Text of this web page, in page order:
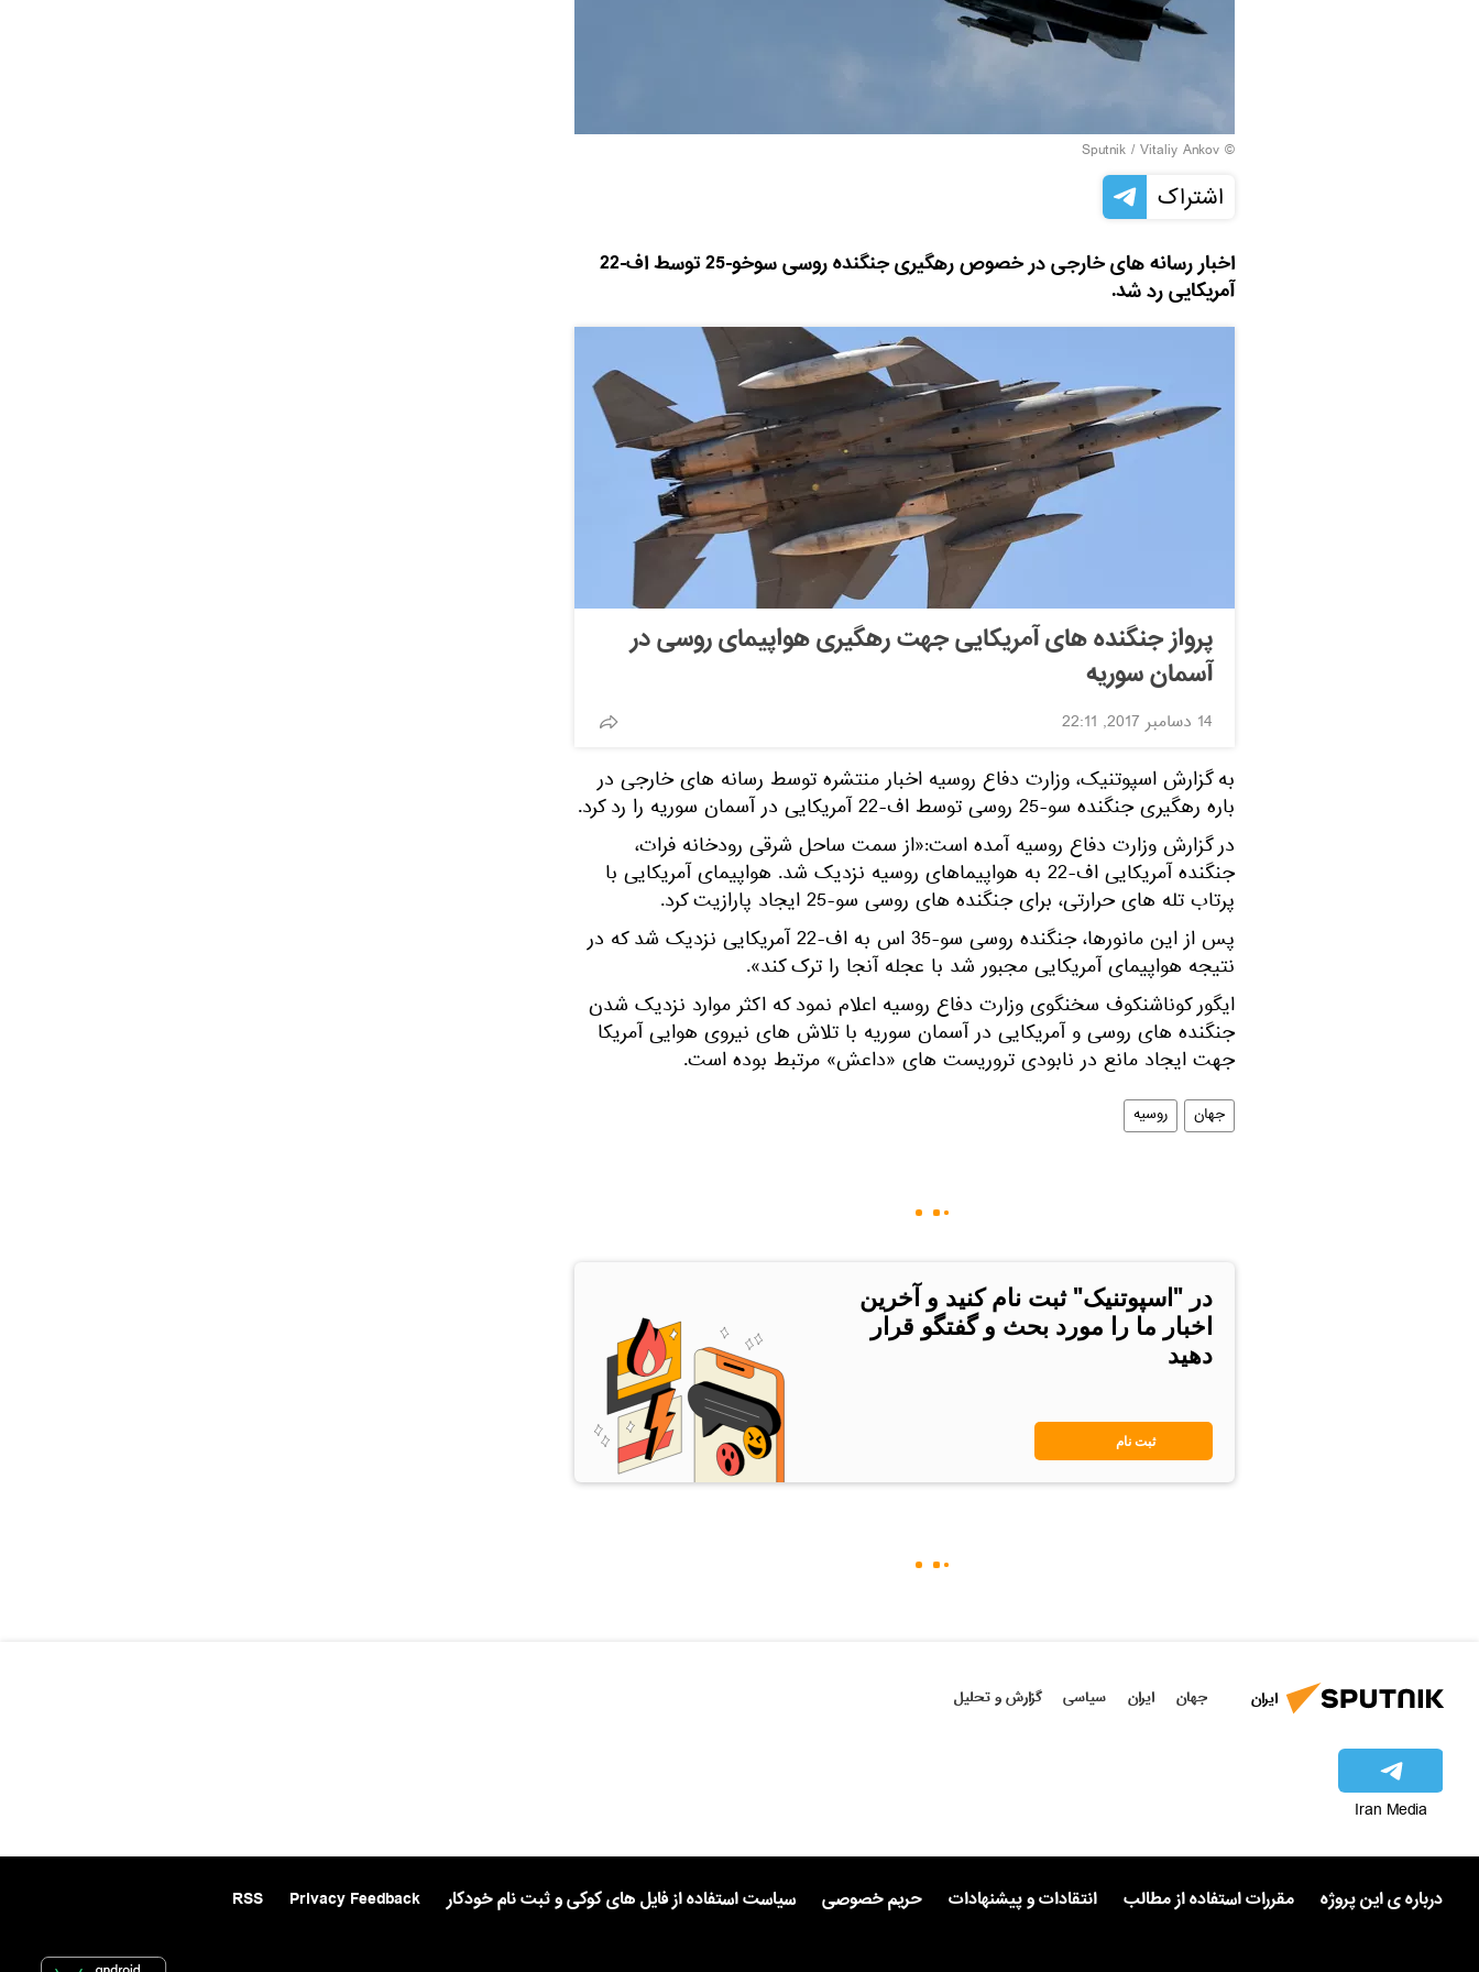
© Sputnik / Vitaliy Ankov
اشتراک
اخبار رسانه های خارجی در خصوص رهگیری جنگنده روسی سوخو-25 توسط اف-22
آمریکایی رد شد.
پرواز جنگنده های آمریکایی جهت رهگیری هواپیمای روسی در
آسمان سوریه
14 دسامبر 2017, 22:11
به گزارش اسپوتنیک، وزارت دفاع روسیه اخبار منتشره توسط رسانه های خارجی در
باره رهگیری جنگنده سو-25 روسی توسط اف-22 آمریکایی در آسمان سوریه را رد کرد.
در گزارش وزارت دفاع روسیه آمده است:«از سمت ساحل شرقی رودخانه فرات،
جنگنده آمریکایی اف-22 به هواپیماهای روسیه نزدیک شد. هواپیمای آمریکایی با
پرتاب تله های حرارتی، برای جنگنده های روسی سو-25 ایجاد پارازیت کرد.
پس از این مانورها، جنگنده روسی سو-35 اس به اف-22 آمریکایی نزدیک شد که در
نتیجه هواپیمای آمریکایی مجبور شد با عجله آنجا را ترک کند».
ایگور کوناشنکوف سخنگوی وزارت دفاع روسیه اعلام نمود که اکثر موارد نزدیک شدن
جنگنده های روسی و آمریکایی در آسمان سوریه با تلاش های نیروی هوایی آمریکا
جهت ایجاد مانع در نابودی تروریست های «داعش» مرتبط بوده است.
جهان روسیه
در "اسپوتنیک" ثبت نام کنید و آخرین
اخبار ما را مورد بحث و گفتگو قرار
دهید
ثبت نام
ایران جهان ایران سیاسی گزارش و تحلیل
Iran Media
درباره ی این پروژه مقررات استفاده از مطالب انتقادات و پیشنهادات حریم خصوصی سیاست استفاده از فایل های کوکی و ثبت نام خودکار Privacy Feedback
RSS